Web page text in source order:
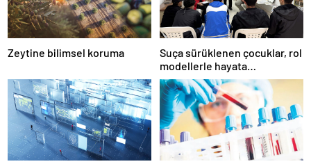
Zeytine bilimsel koruma
Suça sürüklenen çocuklar, rol
modellerle hayata
hazırlanıyor